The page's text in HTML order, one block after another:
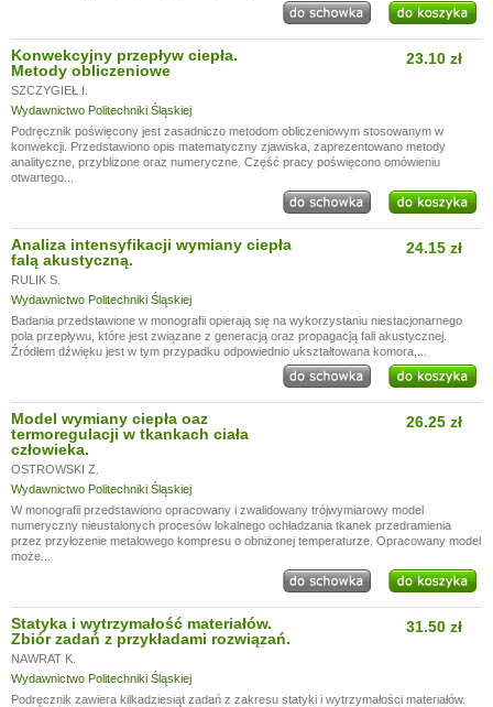
Konwekcyjny przepływ ciepła.
Metody obliczeniowe
SZCZYGIEŁ I.
Wydawnictwo Politechniki Śląskiej
23.10 zł
Podręcznik poświęcony jest zasadniczo metodom obliczeniowym stosowanym w
konwekcji. Przedstawiono opis matematyczny zjawiska, zaprezentowano metody
analityczne, przybliżone oraz numeryczne. Część pracy poświęcono omówieniu
otwartego...
Analiza intensyfikacji wymiany ciepła
falą akustyczną.
RULIK S.
Wydawnictwo Politechniki Śląskiej
24.15 zł
Badania przedstawione w monografii opierają się na wykorzystaniu niestacjonarnego
pola przepływu, które jest związane z generacją oraz propagacją fali akustycznej.
Źródłem dźwięku jest w tym przypadku odpowiednio ukształtowana komora,...
Model wymiany ciepła oaz
termoregulacji w tkankach ciała
człowieka.
OSTROWSKI Z.
Wydawnictwo Politechniki Śląskiej
26.25 zł
W monografii przedstawiono opracowany i zwalidowany trójwymiarowy model
numeryczny nieustalonych procesów lokalnego ochładzania tkanek przedramienia
przez przyłożenie metalowego kompresu o obniżonej temperaturze. Opracowany model
może...
Statyka i wytrzymałość materiałów.
Zbiór zadań z przykładami rozwiązań.
NAWRAT K.
Wydawnictwo Politechniki Śląskiej
31.50 zł
Podręcznik zawiera kilkadziesiąt zadań z zakresu statyki i wytrzymałości materiałów.